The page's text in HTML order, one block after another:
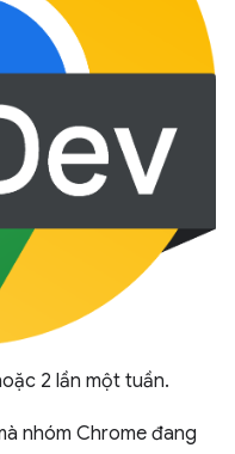
2 lần một tuần.
nhóm Chrome đang